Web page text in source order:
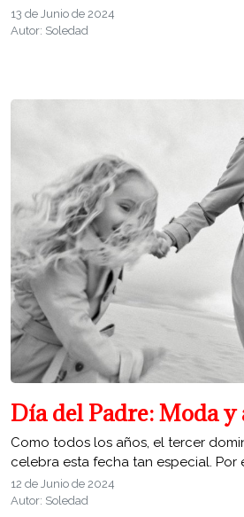
13 de Junio de 2024
Autor: Soledad
Día del Padre: Moda y
Como todos los años, el tercer
celebra esta fecha tan especial. Por
12 de Junio de 2024
Autor: Soledad